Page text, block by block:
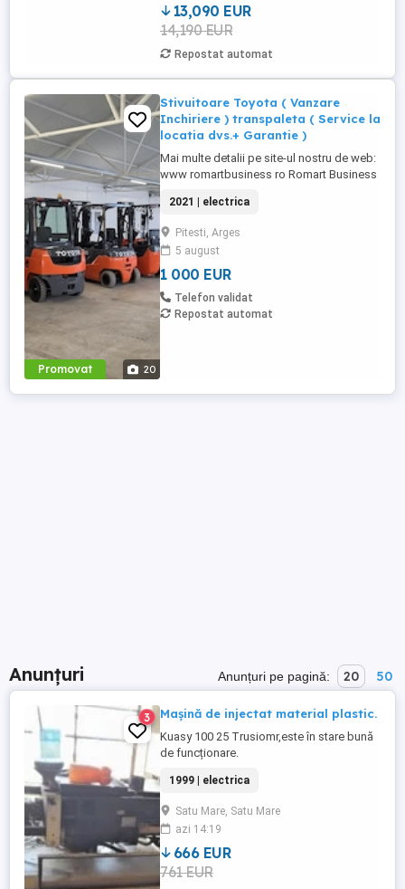
operațiunilor dumneavoastră. Eficiența ...
13,090 EUR
14,190 EUR
Repostat automat
Promovat 20
Stivuitoare Toyota ( Vanzare
Inchiriere ) transpaleta ( Service la
locatia dvs.+ Garantie )
Mai multe detalii pe site-ul nostru de web:
www romartbusiness ro Romart Business
Pitesti, judetul Arges Cod Postal:110152
Pentru oferte transmise in format PDF sau
pentru mai multe poze cu echipamentul
de care sunteti interesati va rugam sa ne
contactati pe e-mail: ...
2021 | electrica
Pitesti, Arges
5 august
1 000 EUR
Telefon validat
Repostat automat
Anunțuri Anunțuri pe pagină: 20 50
3 Mașină de injectat material plastic.
Kuasy 100 25 Trusiomr,este în stare bună
de funcționare.
1999 | electrica
Satu Mare, Satu Mare
azi 14:19
666 EUR
761 EUR